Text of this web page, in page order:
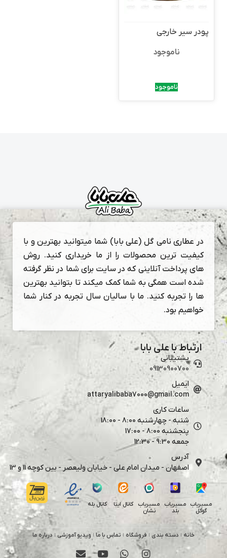
پودر سیر خارجی
ناموجود
ناموجود
در عطاری نامی گل (علی بابا) شما میتوانید بهترین و با
کیفیت ترین محصولات را از ما خریداری کنید. روش
های پرداخت آنلاینی که در سایت برای شما در نظر گرفته
شده است همگی به شما کمک میکند تا بتوانید بهترین
ها را تجربه کنید. ما با سالیان سال تجربه در کنار شما
خواهیم بود.
ارتباط با علی بابا
پشتیبانی
09130900700
ایمیل
attaryalibaba7000@gmail.com
ساعات کاری
شنبه - چهارشنبه 8:00 - 18:00
پنجشنبه 8:00 - 17:00
جمعه 9:30 - 12:30
آدرس
اصفهان - میدان امام علی - خیابان ولیعصر - بین کوچه 11 و 13
مسیریاب
گوگل
مسیریاب
بلد
مسیریاب
نشان
کانال ایتا کانال بله
خانه دسته بندی فروشگاه تماس با ما ویدیو آموزشی درباره ما